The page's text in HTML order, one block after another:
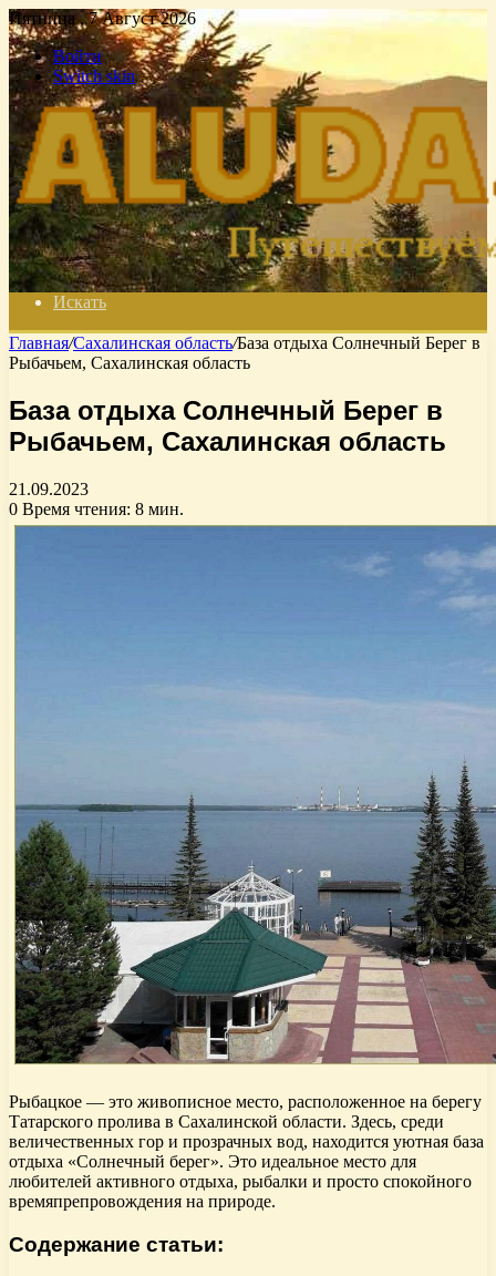
Пятница , 7 Август 2026
Войти
Switch skin
Искать
Главная/Сахалинская область/База отдыха Солнечный Берег в
Рыбачьем, Сахалинская область
База отдыха Солнечный Берег в
Рыбачьем, Сахалинская область
21.09.2023
0 Время чтения: 8 мин.
Рыбацкое — это живописное место, расположенное на берегу
Татарского пролива в Сахалинской области. Здесь, среди
величественных гор и прозрачных вод, находится уютная база
отдыха «Солнечный берег». Это идеальное место для
любителей активного отдыха, рыбалки и просто спокойного
времяпрепровождения на природе.
Содержание статьи: